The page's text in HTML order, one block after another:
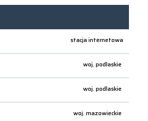
stacja internetowa
woj. podlaskie
woj. podlaskie
woj. mazowieckie